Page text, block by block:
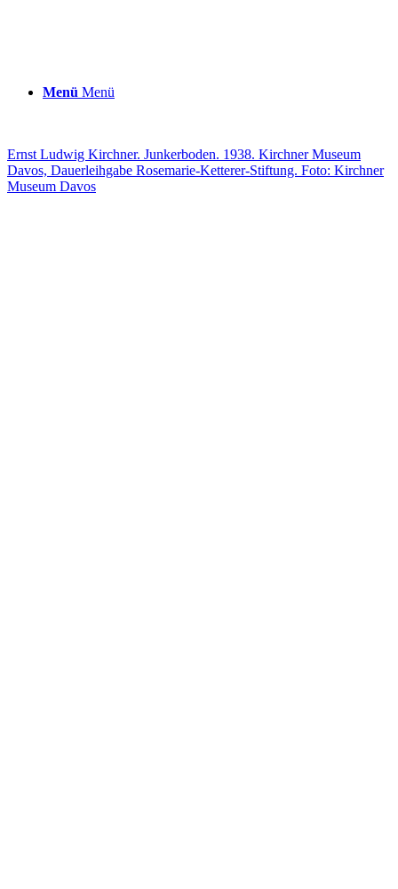
Menü Menü
Ernst Ludwig Kirchner. Junkerboden. 1938. Kirchner Museum
Davos, Dauerleihgabe Rosemarie-Ketterer-Stiftung. Foto: Kirchner
Museum Davos